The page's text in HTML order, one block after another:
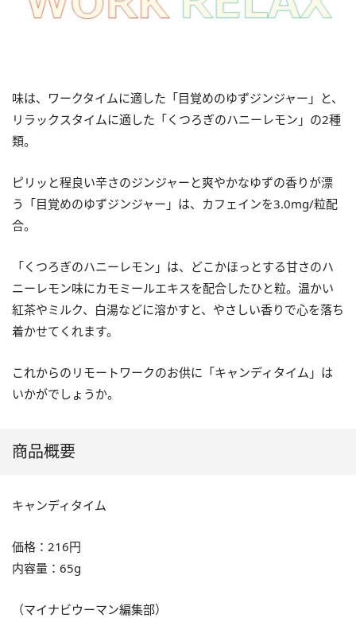
味は、ワークタイムに適した「目覚めのゆずジンジャー」と、
リラックスタイムに適した「くつろぎのハニーレモン」の2種
類。
ピリッと程良い辛さのジンジャーと爽やかなゆずの香りが漂
う「目覚めのゆずジンジャー」は、カフェインを3.0mg/粒配
合。
「くつろぎのハニーレモン」は、どこかほっとする甘さのハ
ニーレモン味にカモミールエキスを配合したひと粒。温かい
紅茶やミルク、白湯などに溶かすと、やさしい香りで心を落ち
着かせてくれます。
これからのリモートワークのお供に「キャンディタイム」は
いかがでしょうか。
商品概要
キャンディタイム
価格：216円
内容量：65g
（マイナビウーマン編集部）